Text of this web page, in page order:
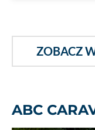
ZOBACZ
ABC